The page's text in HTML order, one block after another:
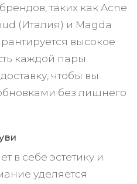
таких как Acne
(Италия) и Magda
высокое
каждой пары.
чтобы вы
без лишнего
в себе эстетику и
уделяется